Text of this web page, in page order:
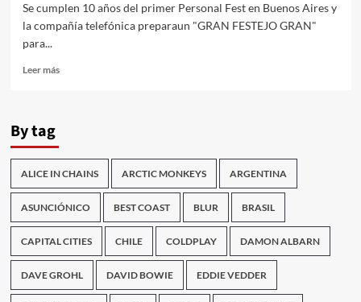
Se cumplen 10 años del primer Personal Fest en Buenos Aires y
la compañía telefónica preparaun "GRAN FESTEJO GRAN"
para...
Leer másLeer
Aires,
Personal
Fest
celebra
sus
10
años
By tag
ALICE IN CHAINS ARCTIC MONKEYS ARGENTINA
ASUNCIÓNICO BEST COAST BLUR BRASIL
CAPITAL CITIES CHILE COLDPLAY DAMON ALBARN
DAVE GROHL DAVID BOWIE EDDIE VEDDER